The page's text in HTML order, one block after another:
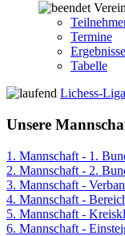
Termine
Ergebnisse
Tabelle
Lichess-Liga
Unsere
1. Mannschaft - 1.
2. Mannschaft - 2.
3. Mannschaft -
4. Mannschaft -
5. Mannschaft -
6. Mannschaft -